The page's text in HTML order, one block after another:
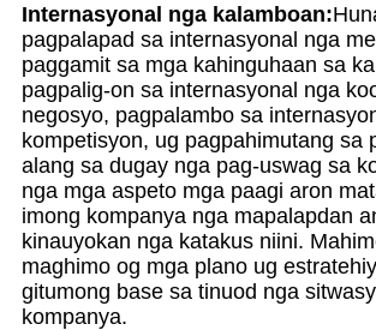
Internasyonal nga kalamboan:
pagpalapad sa internasyonal nga
paggamit sa mga kahinguhaan sa
pagpalig-on sa internasyonal nga
negosyo, pagpalambo sa
kompetisyon, ug pagpahimutang sa
alang sa dugay nga pag-uswag sa
nga mga aspeto mga paagi aron
imong kompanya nga mapalapdan
kinauyokan nga katakus niini.
maghimo og mga plano ug
gitumong base sa tinuod nga
kompanya.